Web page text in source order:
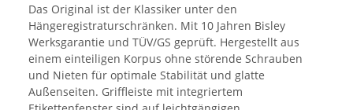
Das Original ist der Klassiker unter den
Hängeregistraturschränken. Mit 10 Jahren Bisley
Werksgarantie und TÜV/GS geprüft. Hergestellt aus
einem einteiligen Korpus ohne störende Schrauben
und Nieten für optimale Stabilität und glatte
Außenseiten. Griffleiste mit integriertem